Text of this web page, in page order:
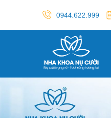
0944.622.999